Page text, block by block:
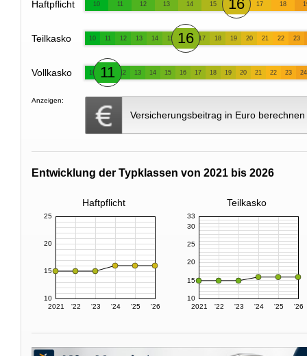
Haftpflicht 10 11 12 13 14 15 16 17 18
Teilkasko 10 11 12 13 14 15 16 17 18 19 20 21 22 23
Vollkasko 10 11 12 13 14 15 16 17 18 19 20 21 22 23 24
Anzeigen:
Versicherungsbeitrag in Euro berechnen
Entwicklung der Typklassen von 2021 bis 2026
Haftpflicht Teilkasko
2021 '22 '23 '24 '25 '26
10
15
20
25
2021 '22 '23 '24 '25 '26
10
15
20
25
30
33